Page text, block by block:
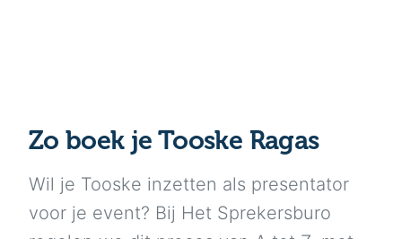
Zo boek je Tooske Ragas
Wil je Tooske inzetten als presentator
voor je event? Bij Het Sprekersburo